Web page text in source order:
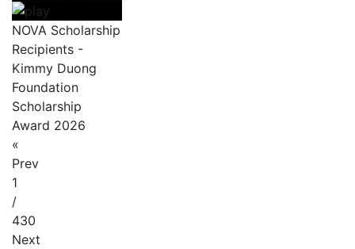
NOVA Scholarship
Recipients -
Kimmy Duong
Foundation
Scholarship
Award 2026
«
Prev
1
/
430
Next